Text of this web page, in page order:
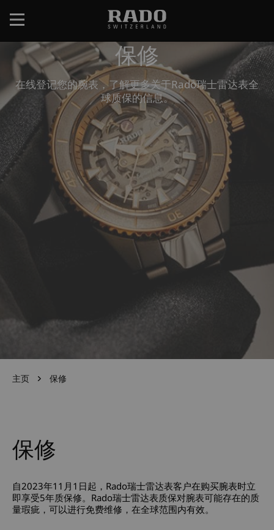
容
保修
在线登记您的腕表，了解更多关于Rado瑞士雷达表全
球质保的信息。
主页 保修
保修
自2023年11月1日起，Rado瑞士雷达表客户在购买腕表时立
即享受5年质保修。Rado瑞士雷达表质保对腕表可能存在的质
量瑕疵，可以进行免费维修，在全球范围内有效。